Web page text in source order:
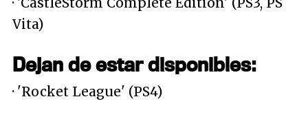
Vita)
Dejan de estar disponibles:
· 'Rocket League' (PS4)